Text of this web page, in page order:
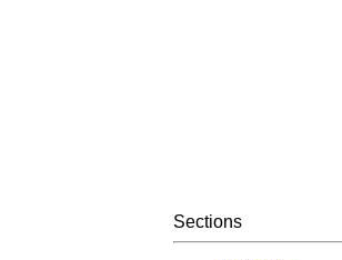
Sections